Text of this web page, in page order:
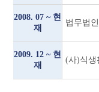
2008. 07 ~ 현
재
법무법
2009. 12 ~ 현
재
(사)식생